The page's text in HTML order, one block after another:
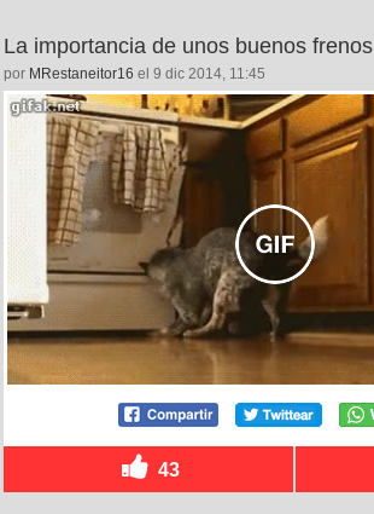
La importancia de unos buenos frenos
por MRestaneitor16 el 9 dic 2014, 11:45
43